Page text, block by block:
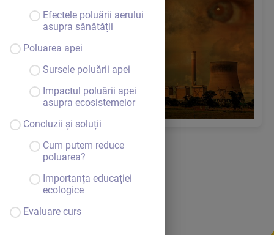
Efectele poluării aerului
asupra sănătății
Poluarea apei
Sursele poluării apei
Impactul poluării apei
asupra ecosistemelor
Concluzii și soluții
Cum putem reduce
poluarea?
Importanța educației
ecologice
Evaluare curs